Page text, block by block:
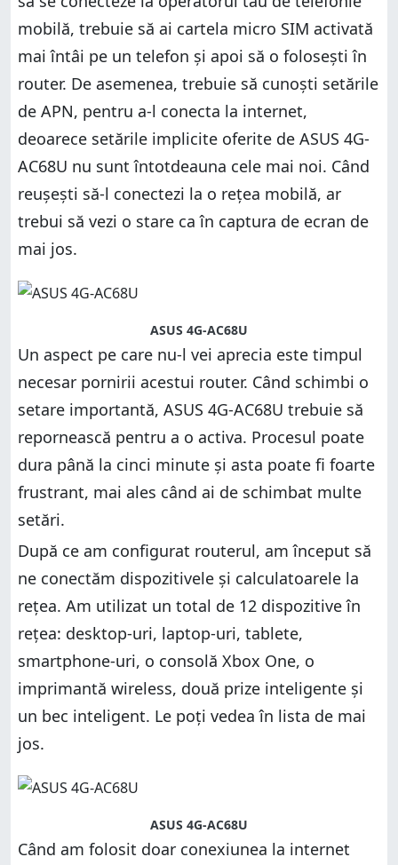
mobilă, trebuie să ai cartela micro SIM activată
mai întâi pe un telefon și apoi să o folosești în
router. De asemenea, trebuie să cunoști setările
de APN, pentru a-l conecta la internet,
deoarece setările implicite oferite de ASUS 4G-
AC68U nu sunt întotdeauna cele mai noi. Când
reușești să-l conectezi la o rețea mobilă, ar
trebui să vezi o stare ca în captura de ecran de
mai jos.
ASUS 4G-AC68U
Un aspect pe care nu-l vei aprecia este timpul
necesar pornirii acestui router. Când schimbi o
setare importantă, ASUS 4G-AC68U trebuie să
repornească pentru a o activa. Procesul poate
dura până la cinci minute și asta poate fi foarte
frustrant, mai ales când ai de schimbat multe
setări.
După ce am configurat routerul, am început să
ne conectăm dispozitivele și calculatoarele la
rețea. Am utilizat un total de 12 dispozitive în
rețea: desktop-uri, laptop-uri, tablete,
smartphone-uri, o consolă Xbox One, o
imprimantă wireless, două prize inteligente și
un bec inteligent. Le poți vedea în lista de mai
jos.
ASUS 4G-AC68U
Când am folosit doar conexiunea la internet